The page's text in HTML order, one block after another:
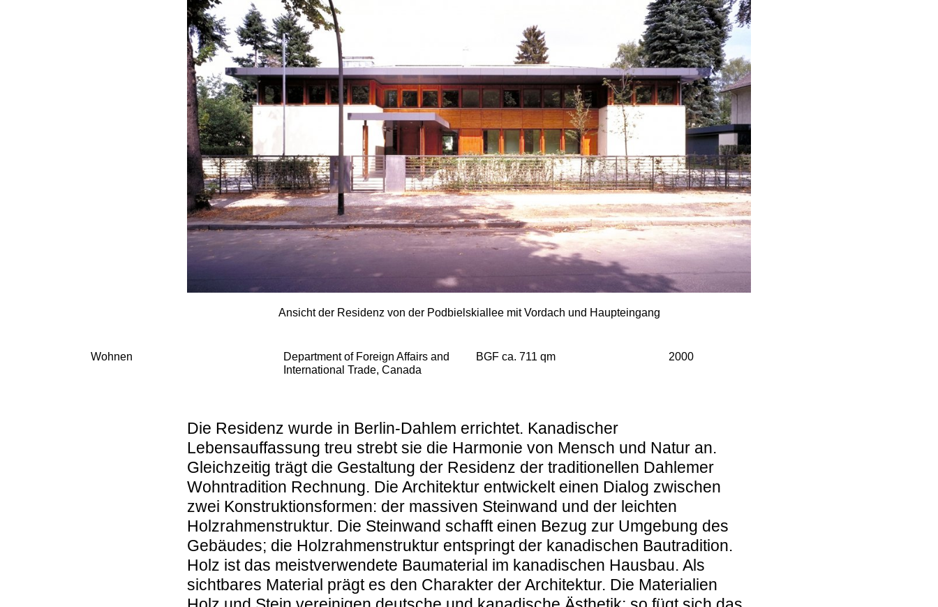
Ansicht der Residenz von der Podbielskiallee mit Vordach und Haupteingang
Wohnen
Department of Foreign Affairs and
International Trade, Canada
BGF ca. 711 qm 2000
Die Residenz wurde in Berlin-Dahlem errichtet. Kanadischer
Lebensauffassung treu strebt sie die Harmonie von Mensch und Natur an.
Gleichzeitig trägt die Gestaltung der Residenz der traditionellen Dahlemer
Wohntradition Rechnung. Die Architektur entwickelt einen Dialog zwischen
zwei Konstruktionsformen: der massiven Steinwand und der leichten
Holzrahmenstruktur. Die Steinwand schafft einen Bezug zur Umgebung des
Gebäudes; die Holzrahmenstruktur entspringt der kanadischen Bautradition.
Holz ist das meistverwendete Baumaterial im kanadischen Hausbau. Als
sichtbares Material prägt es den Charakter der Architektur. Die Materialien